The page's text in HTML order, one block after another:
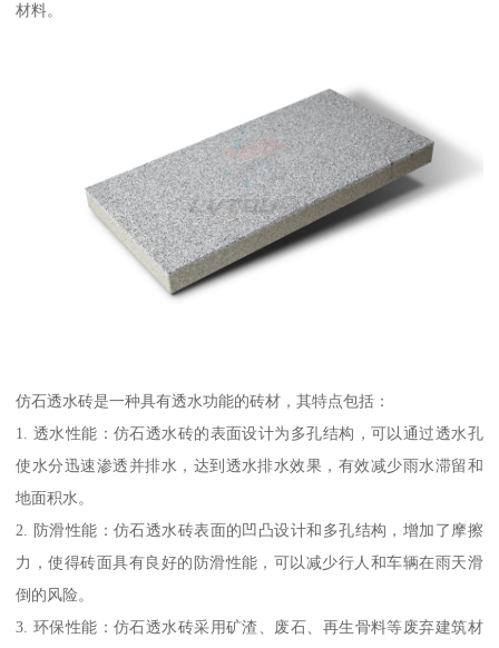
材料。
仿石透水砖是一种具有透水功能的砖材，其特点包括：
1. 透水性能：仿石透水砖的表面设计为多孔结构，可以通过透水孔
使水分迅速渗透并排水，达到透水排水效果，有效减少雨水滞留和
地面积水。
2. 防滑性能：仿石透水砖表面的凹凸设计和多孔结构，增加了摩擦
力，使得砖面具有良好的防滑性能，可以减少行人和车辆在雨天滑
倒的风险。
3. 环保性能：仿石透水砖采用矿渣、废石、再生骨料等废弃建筑材